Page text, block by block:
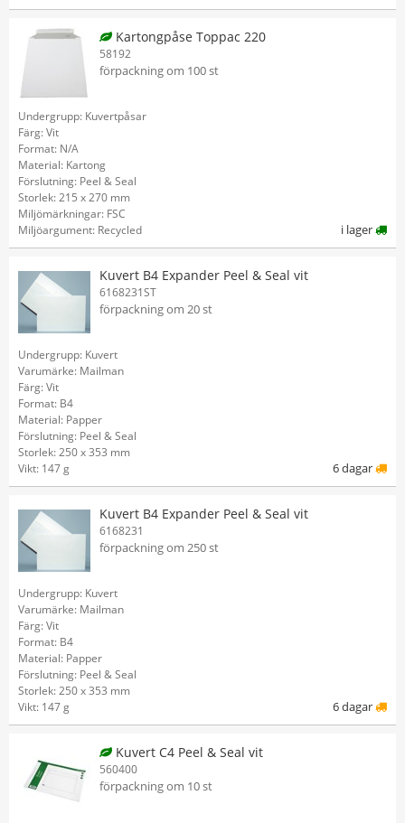
Kartongpåse Toppac 220
58192
förpackning om 100 st
Undergrupp: Kuvertpåsar
Färg: Vit
Format: N/A
Material: Kartong
Förslutning: Peel & Seal
Storlek: 215 x 270 mm
Miljömärkningar: FSC
Miljöargument: Recycled
i lager
Kuvert B4 Expander Peel & Seal vit
6168231ST
förpackning om 20 st
Undergrupp: Kuvert
Varumärke: Mailman
Färg: Vit
Format: B4
Material: Papper
Förslutning: Peel & Seal
Storlek: 250 x 353 mm
Vikt: 147 g
6 dagar
Kuvert B4 Expander Peel & Seal vit
6168231
förpackning om 250 st
Undergrupp: Kuvert
Varumärke: Mailman
Färg: Vit
Format: B4
Material: Papper
Förslutning: Peel & Seal
Storlek: 250 x 353 mm
Vikt: 147 g
6 dagar
Kuvert C4 Peel & Seal vit
560400
förpackning om 10 st